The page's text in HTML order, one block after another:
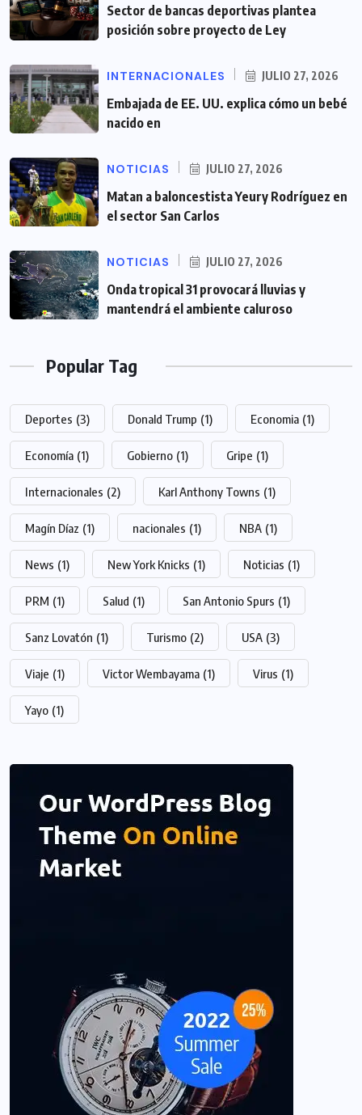
Sector de bancas deportivas plantea
posición sobre proyecto de Ley
INTERNACIONALES JULIO 27, 2026
Embajada de EE. UU. explica cómo un bebé
nacido en
NOTICIAS JULIO 27, 2026
Matan a baloncestista Yeury Rodríguez en
el sector San Carlos
NOTICIAS JULIO 27, 2026
Onda tropical 31 provocará lluvias y
mantendrá el ambiente caluroso
Popular Tag
Deportes (3) Donald Trump (1) Economia (1)
Economía (1) Gobierno (1) Gripe (1)
Internacionales (2) Karl Anthony Towns (1)
Magín Díaz (1) nacionales (1) NBA (1)
News (1) New York Knicks (1) Noticias (1)
PRM (1) Salud (1) San Antonio Spurs (1)
Sanz Lovatón (1) Turismo (2) USA (3)
Viaje (1) Victor Wembayama (1) Virus (1)
Yayo (1)